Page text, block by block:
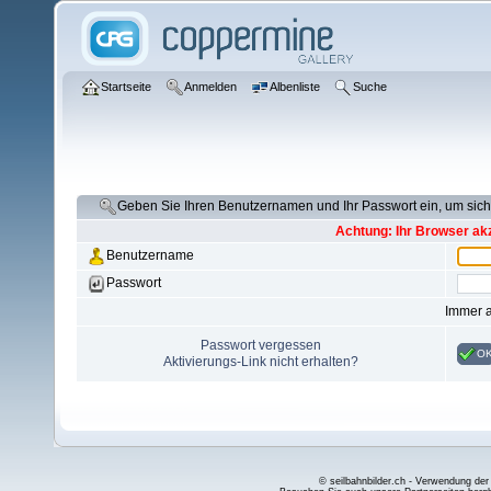
Startseite Anmelden Albenliste Suche
Geben Sie Ihren Benutzernamen und Ihr Passwort ein, um
Achtung: Ihr Browser
Benutzername
Passwort
Immer
Passwort vergessen
Aktivierungs-Link nicht erhalten?
© seilbahnbilder.ch - Verwendung